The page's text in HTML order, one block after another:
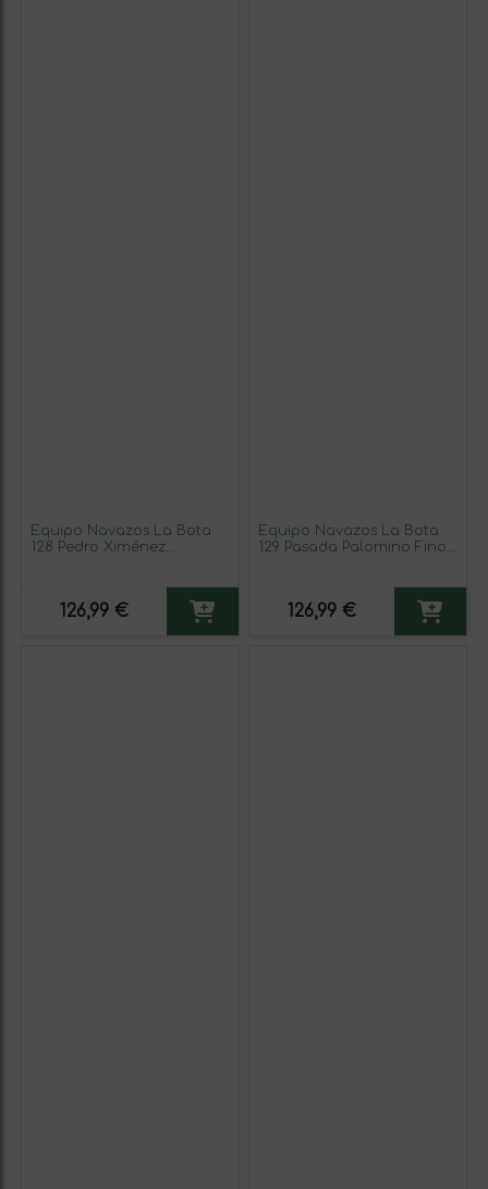
Equipo Navazos La Bota
128 Pedro Ximénez
Generoso Fortificado
126,99 €
Equipo Navazos La Bota
129 Pasada Palomino Fino
Generoso Fortificado
126,99 €